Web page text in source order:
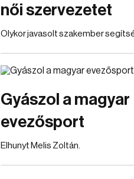
női szervezetet
Olykor javasolt szakember
Gyászol a magyar
evezősport
Elhunyt Melis Zoltán.